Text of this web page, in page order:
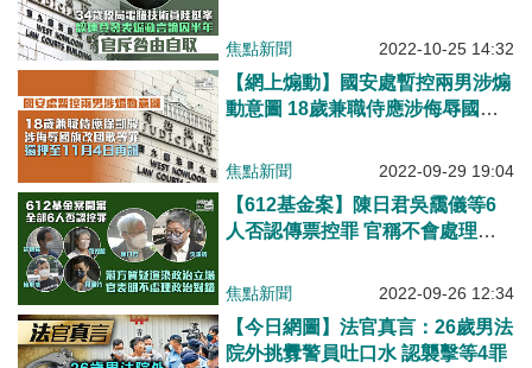
焦點新聞 2022-10-25 14:32
【網上煽動】國安處暫控兩男涉煽
動意圖 18歲兼職侍應涉侮辱國旗
焦點新聞 2022-09-29 19:04
【612基金案】陳日君吳靄儀等6
人否認傳票控罪 官稱不會處理政
焦點新聞 2022-09-26 12:34
【今日網圖】法官真言：26歲男法
院外挑釁警員吐口水 認襲擊等4罪